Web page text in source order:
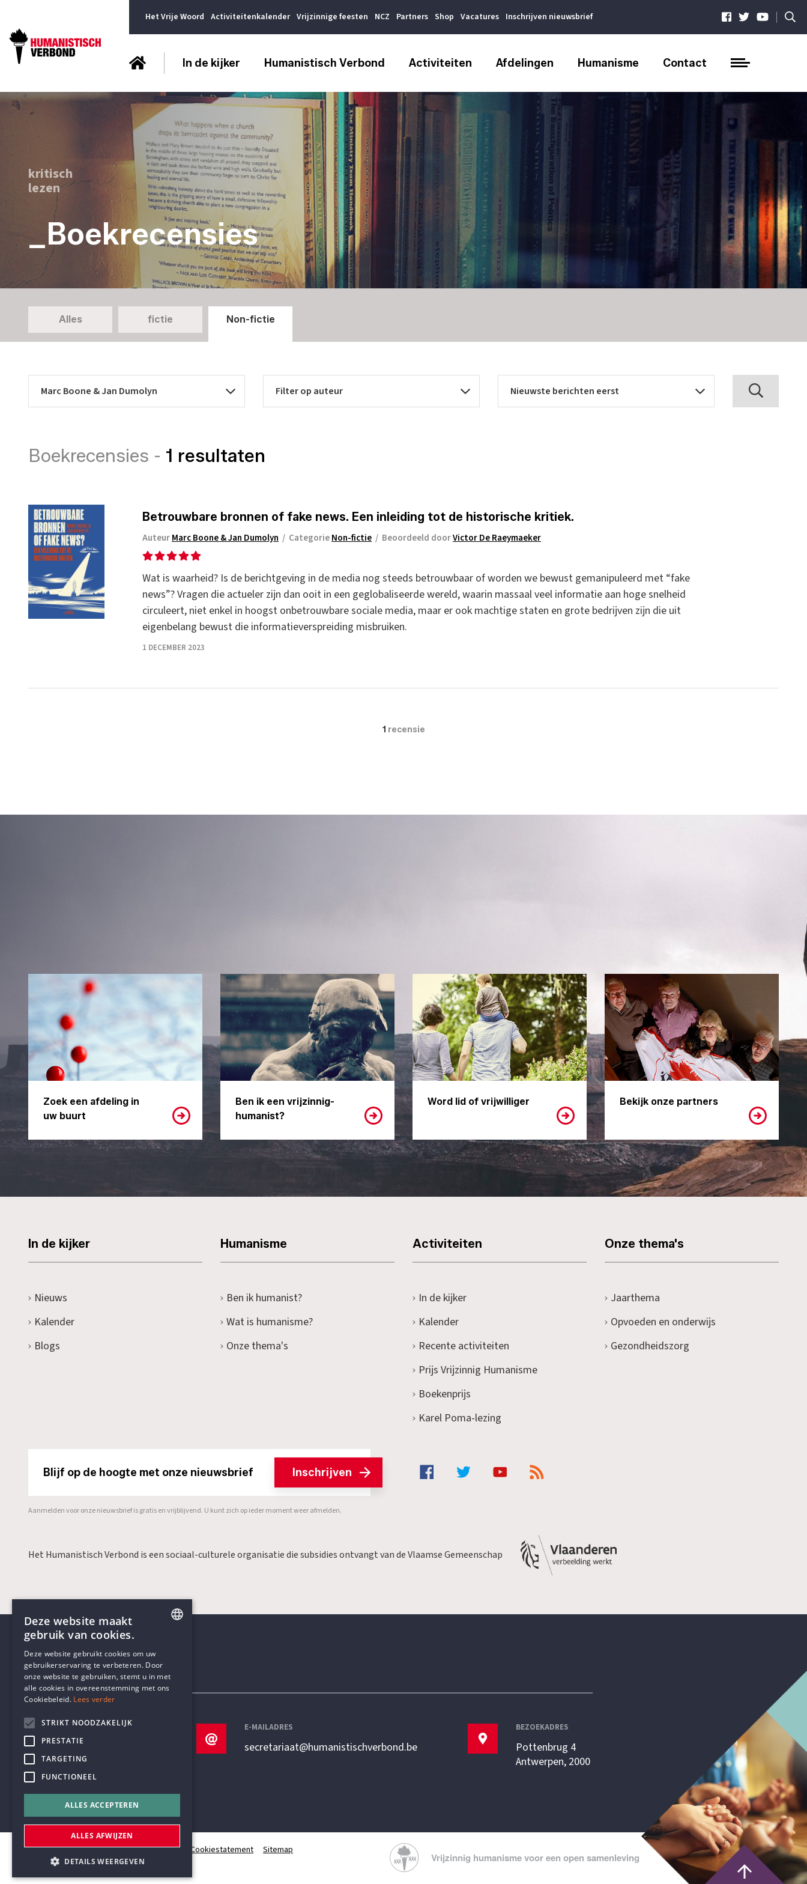
Het Vrije Woord Activiteitenkalender Vrijzinnige feesten NCZ Partners Shop Vacatures Inschrijven nieuwsbrief |
In de kijker Humanistisch Verbond Activiteiten Afdelingen Humanisme Contact
kritisch
lezen
_Boekrecensies
Alles fictie Non-fictie
Boekrecensies - 1 resultaten
Betrouwbare bronnen of fake news. Een inleiding tot de historische kritiek.
AuteurMarc Boone & Jan Dumolyn / CategorieNon-fictie / Beoordeeld doorVictor De Raeymaeker
Wat is waarheid? Is de berichtgeving in de media nog steeds betrouwbaar of worden we bewust gemanipuleerd met “fake
news”? Vragen die actueler zijn dan ooit in een geglobaliseerde wereld, waarin massaal veel informatie aan hoge snelheid
circuleert, niet enkel in hoogst onbetrouwbare sociale media, maar er ook machtige staten en grote bedrijven zijn die uit
eigenbelang bewust die informatieverspreiding misbruiken.
1 DECEMBER 2023
1 recensie
Zoek een afdeling in
uw buurt
Ben ik een vrijzinnig-
humanist?
Word lid of vrijwilliger Bekijk onze partners
In de kijker
Nieuws
Kalender
Blogs
Humanisme
Ben ik humanist?
Wat is humanisme?
Onze thema's
Activiteiten
In de kijker
Kalender
Recente activiteiten
Prijs Vrijzinnig Humanisme
Boekenprijs
Karel Poma-lezing
Onze thema's
Jaarthema
Opvoeden en onderwijs
Gezondheidszorg
Blijf op de hoogte met onze nieuwsbrief Inschrijven
Aanmelden voor onze nieuwsbrief is gratis en vrijblijvend. U kunt zich op ieder moment weer afmelden.
Het Humanistisch Verbond is een sociaal-culturele organisatie die subsidies ontvangt van de Vlaamse Gemeenschap
Contactgegevens
TELEFOON
+32 3 233 70 32
E-MAILADRES
secretariaat@humanistischverbond.be
BEZOEKADRES
Pottenbrug 4
Antwerpen, 2000
© Humanistisch Verbond 2026 Privacy Cookiestatement Sitemap
#codedwithlove byCodelines
DUTCH
Deze website maakt
gebruik van cookies.
Deze website gebruikt cookies om uw
gebruikerservaring te verbeteren. Door
onze website te gebruiken, stemt u in met
alle cookies in overeenstemming met ons
Cookiebeleid. Lees verder
STRIKT NOODZAKELIJK
PRESTATIE
TARGETING
FUNCTIONEEL
ALLES ACCEPTEREN
ALLES AFWIJZEN
DETAILS WEERGEVEN